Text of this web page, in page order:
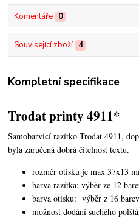
Komentáře 0
Související zboží 4
Kompletní specifikace
Trodat printy 4911*
Samobarvicí razítko Trodat 4911,
byla zaručená dobrá čitelnost textu.
rozměr otisku je max 37x13
barva razítka: výběr ze 12
barva otisku: výběr z 16 barev
možnost dodání suchého